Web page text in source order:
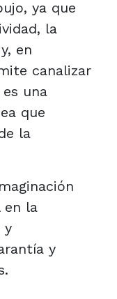
ya que
la
en
canalizar
una
que
la
en la
y
y